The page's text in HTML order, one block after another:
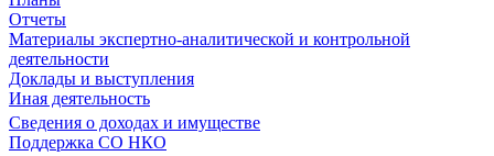
Отчеты
Материалы экспертно-аналитической и контрольной
деятельности
Доклады и выступления
Иная деятельность
Сведения о доходах и имуществе
Поддержка СО НКО